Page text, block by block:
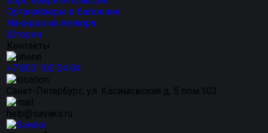
Органайзеры в багажник
Накидки из велюра
Шторки
Контакты
+7 800 100 54 04
Санкт-Петербург, ул. Касимовская д. 5 пом.103
help@savaks.ru